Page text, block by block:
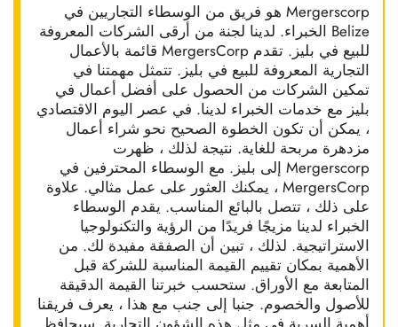
Mergerscorp هو فريق من الوسطاء التجاريين في
Belize الخبراء. لدينا لجنة من أرقى الشركات المعروفة
للبيع في بليز. تقدم MergersCorp قائمة بالأعمال
التجارية المعروفة للبيع في بليز. تتمثل مهمتنا في
تمكين الشركات من الحصول على أفضل أعمال في
بليز مع خدمات الخبراء لدينا. في عصر اليوم الاقتصادي
، يمكن أن تكون الخطوة الصحيح نحو شراء أعمال
مزدهرة مربحة للغاية. نتيجة لذلك ، ظهرت
Mergerscorp إلى بليز. مع الوسطاء المحترفين في
MergersCorp ، يمكنك العثور على عمل مثالي. علاوة
على ذلك ، تتصل بالبائع المناسب. يقدم الوسطاء
الخبراء لدينا مزيجًا فريدًا من الرؤية والتكنولوجيا
الاستراتيجية. لذلك ، تبين أن الصفقة مفيدة لك. من
الأهمية بمكان تقييم القيمة المناسبة للشركة قبل
المتابعة مع الأوراق. ستحسب خبرتنا القيمة الدقيقة
للأصول والخصوم. جنبا إلى جنب مع هذا ، يعرف فريقنا